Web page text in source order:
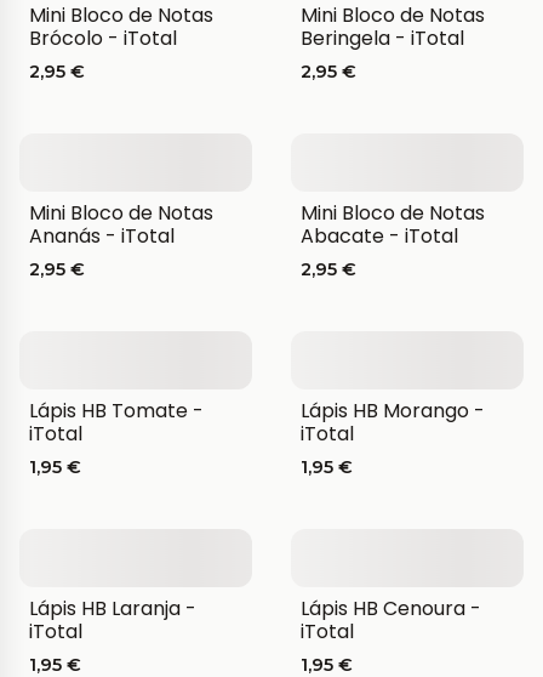
Mini Bloco de Notas
Brócolo - iTotal
2,95 €
Mini Bloco de Notas
Beringela - iTotal
2,95 €
Mini Bloco de Notas
Ananás - iTotal
2,95 €
Mini Bloco de Notas
Abacate - iTotal
2,95 €
Lápis HB Tomate -
iTotal
1,95 €
Lápis HB Morango -
iTotal
1,95 €
Lápis HB Laranja -
iTotal
1,95 €
Lápis HB Cenoura -
iTotal
1,95 €